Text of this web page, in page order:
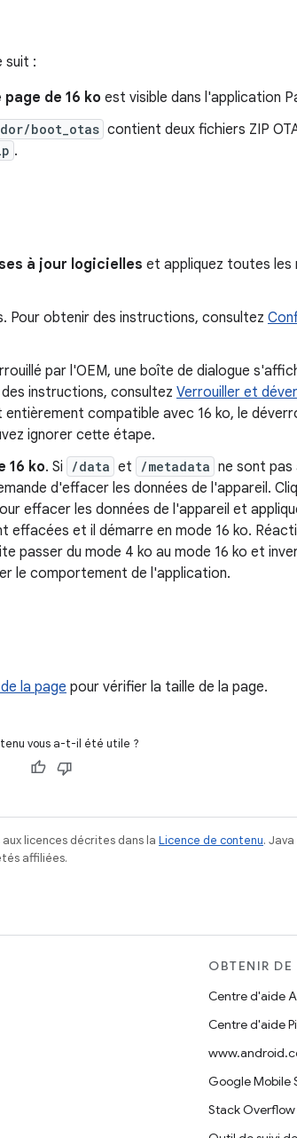
suit :
de 16 ko est visible dans l'application
boot_otas contient deux fichiers ZIP
.
à jour logicielles et appliquez toutes les
Pour obtenir des instructions, consultez
par l'OEM, une boîte de dialogue
instructions, consultez Verrouiller et
compatible avec 16 ko, le
ignorer cette étape.
16 ko. Si /data et /metadata ne sont
d'effacer les données de l'appareil.
effacer les données de l'appareil et
effacées et il démarre en mode 16 ko.
passer du mode 4 ko au mode 16 ko et
le comportement de l'application.
la page pour vérifier la taille de la page.
vous a-t-il été utile ?
licences décrites dans la Licence de contenu.
affiliées.
OBTENIR DE
Centre d'aide
Centre d'aide
Google Mobile
Stack Overflow